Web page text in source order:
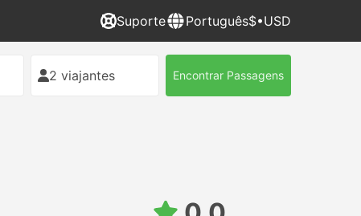
Suporte Português$•USD
2 viajantes Encontrar Passagens